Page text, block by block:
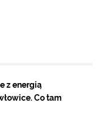
z energią
Co tam